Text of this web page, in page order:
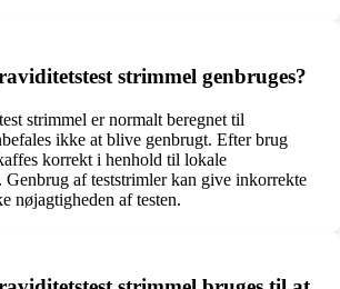
strimmel genbruges?
strimmel er normalt beregnet til
ikke at blive genbrugt. Efter brug
korrekt i henhold til lokale
Genbrug af teststrimler kan give inkorrekte
nøjagtigheden af testen.